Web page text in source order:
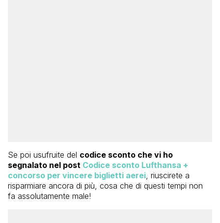
Se poi usufruite del codice sconto che vi ho
segnalato nel post Codice sconto Lufthansa +
concorso per vincere biglietti aerei , riuscirete a
risparmiare ancora di più, cosa che di questi tempi non
fa assolutamente male!